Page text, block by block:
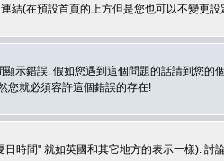
結(在預設首頁的上方但是您也可以不變更
示錯誤. 假如您遇到這個問題的話請到您
您就必須容許這個錯誤的存在!
時間" 就如英國和其它地方的表示一樣).